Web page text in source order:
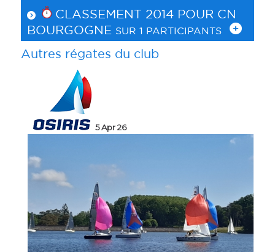
CLASSEMENT 2014 POUR CN
BOURGOGNE SUR 1 PARTICIPANTS
Autres régates du club
5 Apr 26